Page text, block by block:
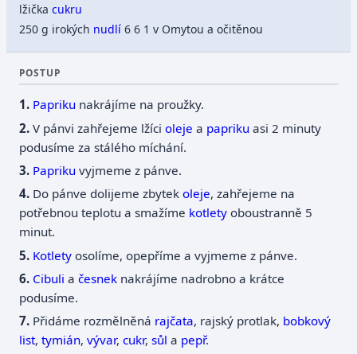
lžičkacukru
250 g irokých nudlí 6 6 1 v Omytou a očitěnou
POSTUP
Papriku nakrájíme na proužky.
V pánvi zahřejeme lžícioleje a papriku asi 2 minuty
podusíme za stálého míchání.
Papriku vyjmeme z pánve.
Do pánve dolijeme zbytekoleje, zahřejeme na
potřebnou teplotu a smažíme kotlety oboustranně 5
minut.
Kotlety osolíme, opepříme a vyjmeme z pánve.
Cibuli ačesnek nakrájíme nadrobno a krátce
podusíme.
Přidáme rozmělněná rajčata, rajský protlak, bobkový
list,tymián,vývar,cukr,sůl a pepř.